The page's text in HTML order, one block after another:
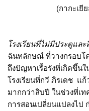
(กากะเยี
โรงเรียนที่ไม่มีประตูแล
ฉันทลักษณ์ ที่วางกรอบโ
ถึงปัญหาเรื้อรังที่เกิดขึ้น
โรงเรียนที่กวี ภิรเดช แ
มากกว่าสิบปี ในช่วงที่เ
การสอนเปลี่ยนแปลงไป